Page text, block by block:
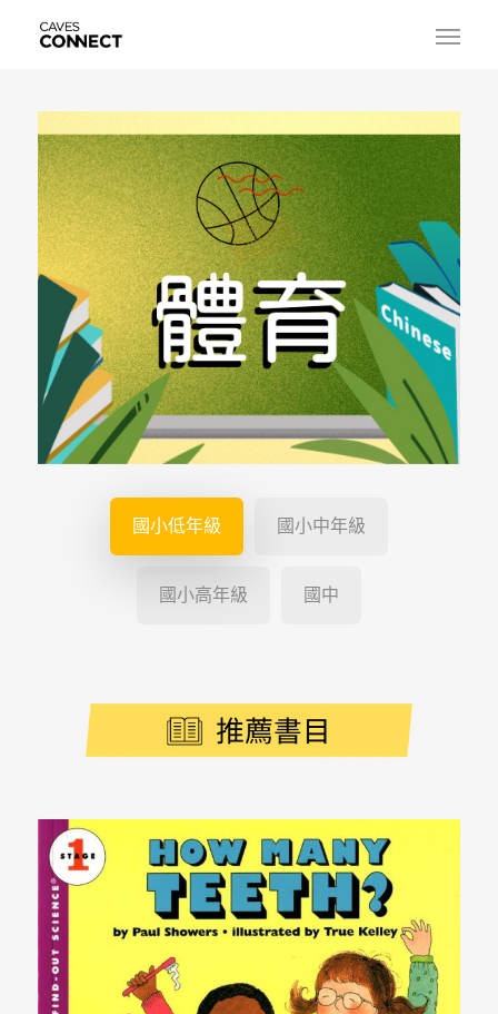
國小低年級 國小中年級
國小高年級 國中